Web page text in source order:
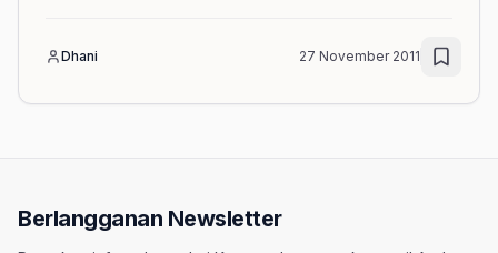
Dhani 27 November 2011
Berlangganan Newsletter